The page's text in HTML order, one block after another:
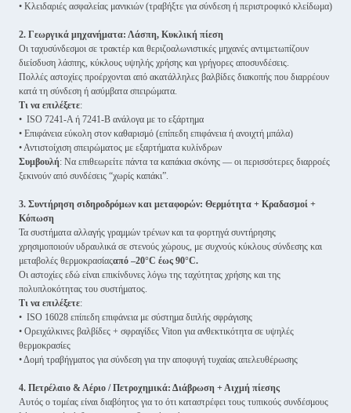
• Κλειδαριές ασφαλείας μανικιών (τραβήξτε για σύνδεση ή περιστροφικό κλείδωμα)
2. Γεωργικά μηχανήματα: Λάσπη, Κυκλική πίεση
Οι ταχυσύνδεσμοι σε τρακτέρ και θεριζοαλωνιστικές μηχανές αντιμετωπίζουν
διείσδυση λάσπης, κύκλους υψηλής χρήσης και γρήγορες αποσυνδέσεις.
Πολλές αστοχίες προέρχονται από ακατάλληλες βαλβίδες διακοπής που διαρρέουν
κατά τη σύνδεση ή ασύμβατα σπειρώματα.
Τι να επιλέξετε:
• ISO 7241-A ή 7241-B ανάλογα με το εξάρτημα
• Επιφάνεια εύκολη στον καθαρισμό (επίπεδη επιφάνεια ή ανοιχτή μπάλα)
• Αντιστοίχιση σπειρώματος με εξαρτήματα κυλίνδρων
Συμβουλή: Να επιθεωρείτε πάντα τα καπάκια σκόνης — οι περισσότερες διαρροές
ξεκινούν από συνδέσεις “χωρίς καπάκι”.
3. Συντήρηση σιδηροδρόμων και μεταφορών: Θερμότητα + Κραδασμοί +
Κόπωση
Τα συστήματα αλλαγής γραμμών τρένων και τα φορτηγά συντήρησης
χρησιμοποιούν υδραυλικά σε στενούς χώρους, με συχνούς κύκλους σύνδεσης και
μεταβολές θερμοκρασίαςαπό –20°C έως 90°C.
Οι αστοχίες εδώ είναι επικίνδυνες λόγω της ταχύτητας χρήσης και της
πολυπλοκότητας του συστήματος.
Τι να επιλέξετε:
• ISO 16028 επίπεδη επιφάνεια με σύστημα διπλής σφράγισης
• Ορειχάλκινες βαλβίδες + σφραγίδες Viton για ανθεκτικότητα σε υψηλές
θερμοκρασίες
• Δομή τραβήγματος για σύνδεση για την αποφυγή τυχαίας απελευθέρωσης
4. Πετρέλαιο & Αέριο / Πετροχημικά: Διάβρωση + Αιχμή πίεσης
Αυτός ο τομέας είναι διαβόητος για το ότι καταστρέφει τους τυπικούς συνδέσμους